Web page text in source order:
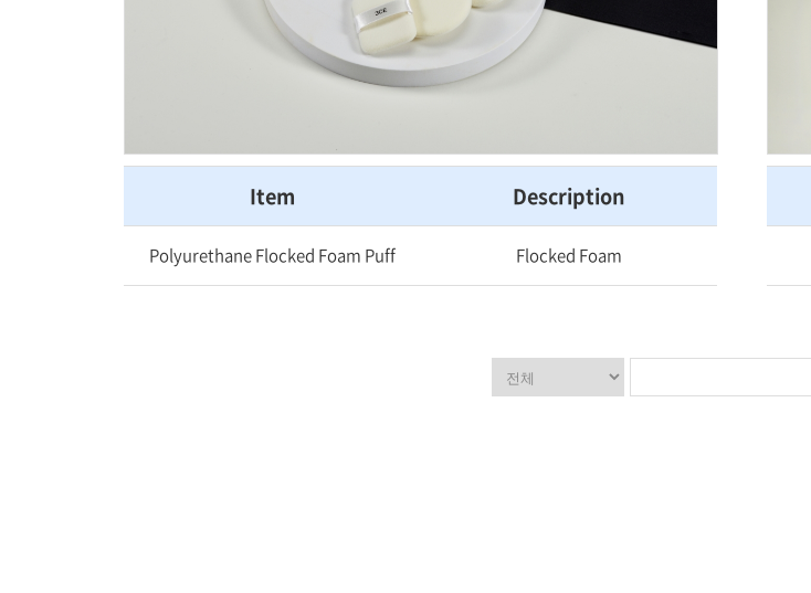
Item Description
Polyurethane Flocked Foam Puff Flocked Foam